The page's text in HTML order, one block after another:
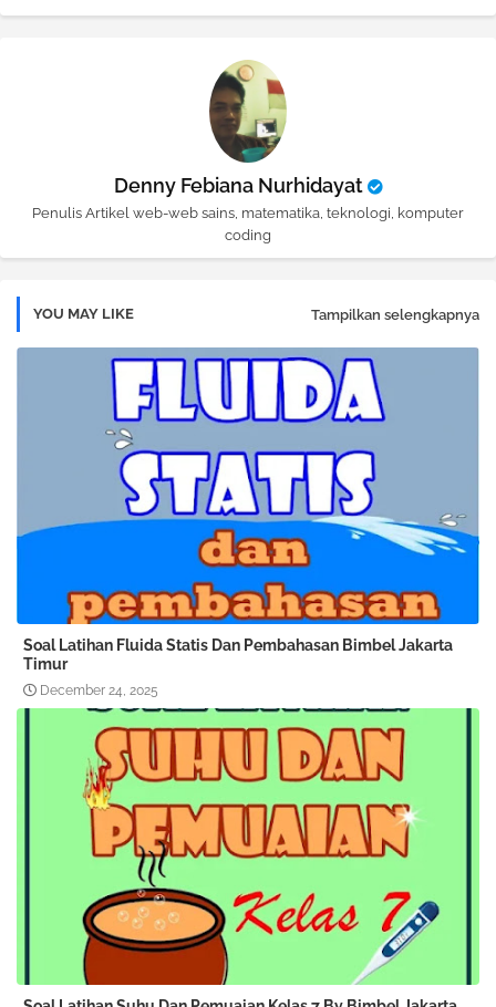
Denny Febiana Nurhidayat
Penulis Artikel web-web sains, matematika, teknologi, komputer
coding
YOU MAY LIKE Tampilkan selengkapnya
Soal Latihan Fluida Statis Dan Pembahasan Bimbel Jakarta
Timur
December 24, 2025